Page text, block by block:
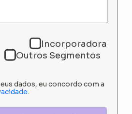
Incorporadora
Outros Segmentos
dados, eu concordo com a